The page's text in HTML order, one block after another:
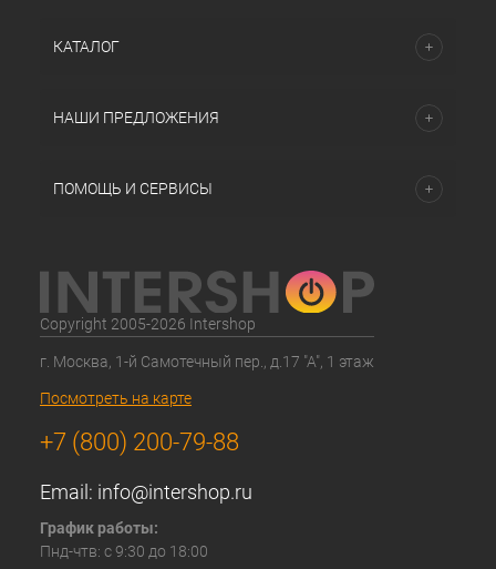
КАТАЛОГ
НАШИ ПРЕДЛОЖЕНИЯ
ПОМОЩЬ И СЕРВИСЫ
Copyright 2005-2026 Intershop
г. Москва, 1-й Самотечный пер., д.17 "А", 1 этаж
Посмотреть на карте
+7 (800) 200-79-88
Email: info@intershop.ru
График работы:
Пнд-чтв: с 9:30 до 18:00